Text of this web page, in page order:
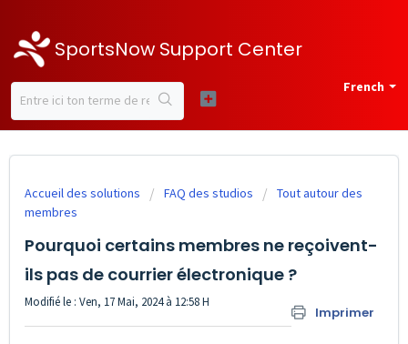
SportsNow Support Center
French
Accueil des solutions FAQ des studios
Tout autour des
membres
Pourquoi certains membres ne reçoivent-
ils pas de courrier électronique ?
Imprimer
Modifié le : Ven, 17 Mai, 2024 à 12:58 H